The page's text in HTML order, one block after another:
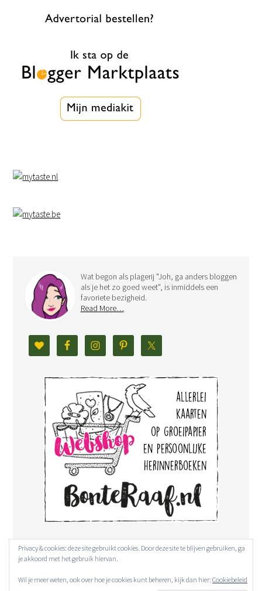
Wat begon als plagerij "Joh, ga anders bloggen
als je het zo goed weet", is inmiddels een
favoriete bezigheid.
Read More…
Privacy & cookies: deze site gebruikt cookies. Door deze site te blijven gebruiken, ga
je akkoord met het gebruik hiervan.
Wil je meer weten, ook over hoe je cookies kunt beheren, kijk dan hier: Cookiebeleid